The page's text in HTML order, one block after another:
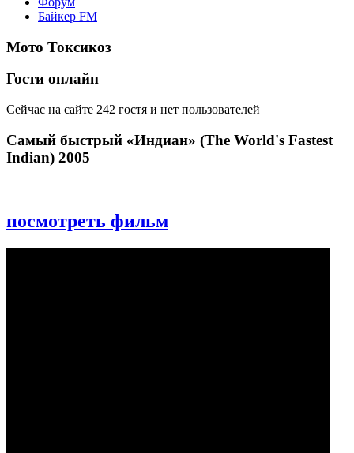
Байкер FM
Мото Токсикоз
Гости онлайн
Сейчас на сайте 242 гостя и нет пользователей
Самый быстрый «Индиан» (The World's Fastest
Indian) 2005
посмотреть фильм